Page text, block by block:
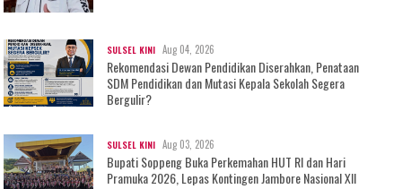
SULSEL KINI Aug 04, 2026
Rekomendasi Dewan Pendidikan Diserahkan, Penataan
SDM Pendidikan dan Mutasi Kepala Sekolah Segera
Bergulir?
SULSEL KINI Aug 03, 2026
Bupati Soppeng Buka Perkemahan HUT RI dan Hari
Pramuka 2026, Lepas Kontingen Jambore Nasional XII